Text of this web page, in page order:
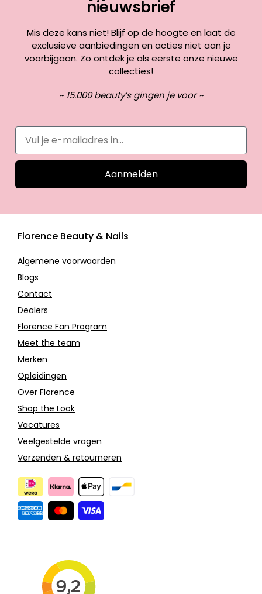
nieuwsbrief
Mis deze kans niet! Blijf op de hoogte en laat de
exclusieve aanbiedingen en acties niet aan je
voorbijgaan. Zo ontdek je als eerste onze nieuwe
collecties!
~ 15.000 beauty’s gingen je voor ~
Aanmelden
Florence Beauty & Nails
Algemene voorwaarden
Blogs
Contact
Dealers
Florence Fan Program
Meet the team
Merken
Opleidingen
Over Florence
Shop the Look
Vacatures
Veelgestelde vragen
Verzenden & retourneren